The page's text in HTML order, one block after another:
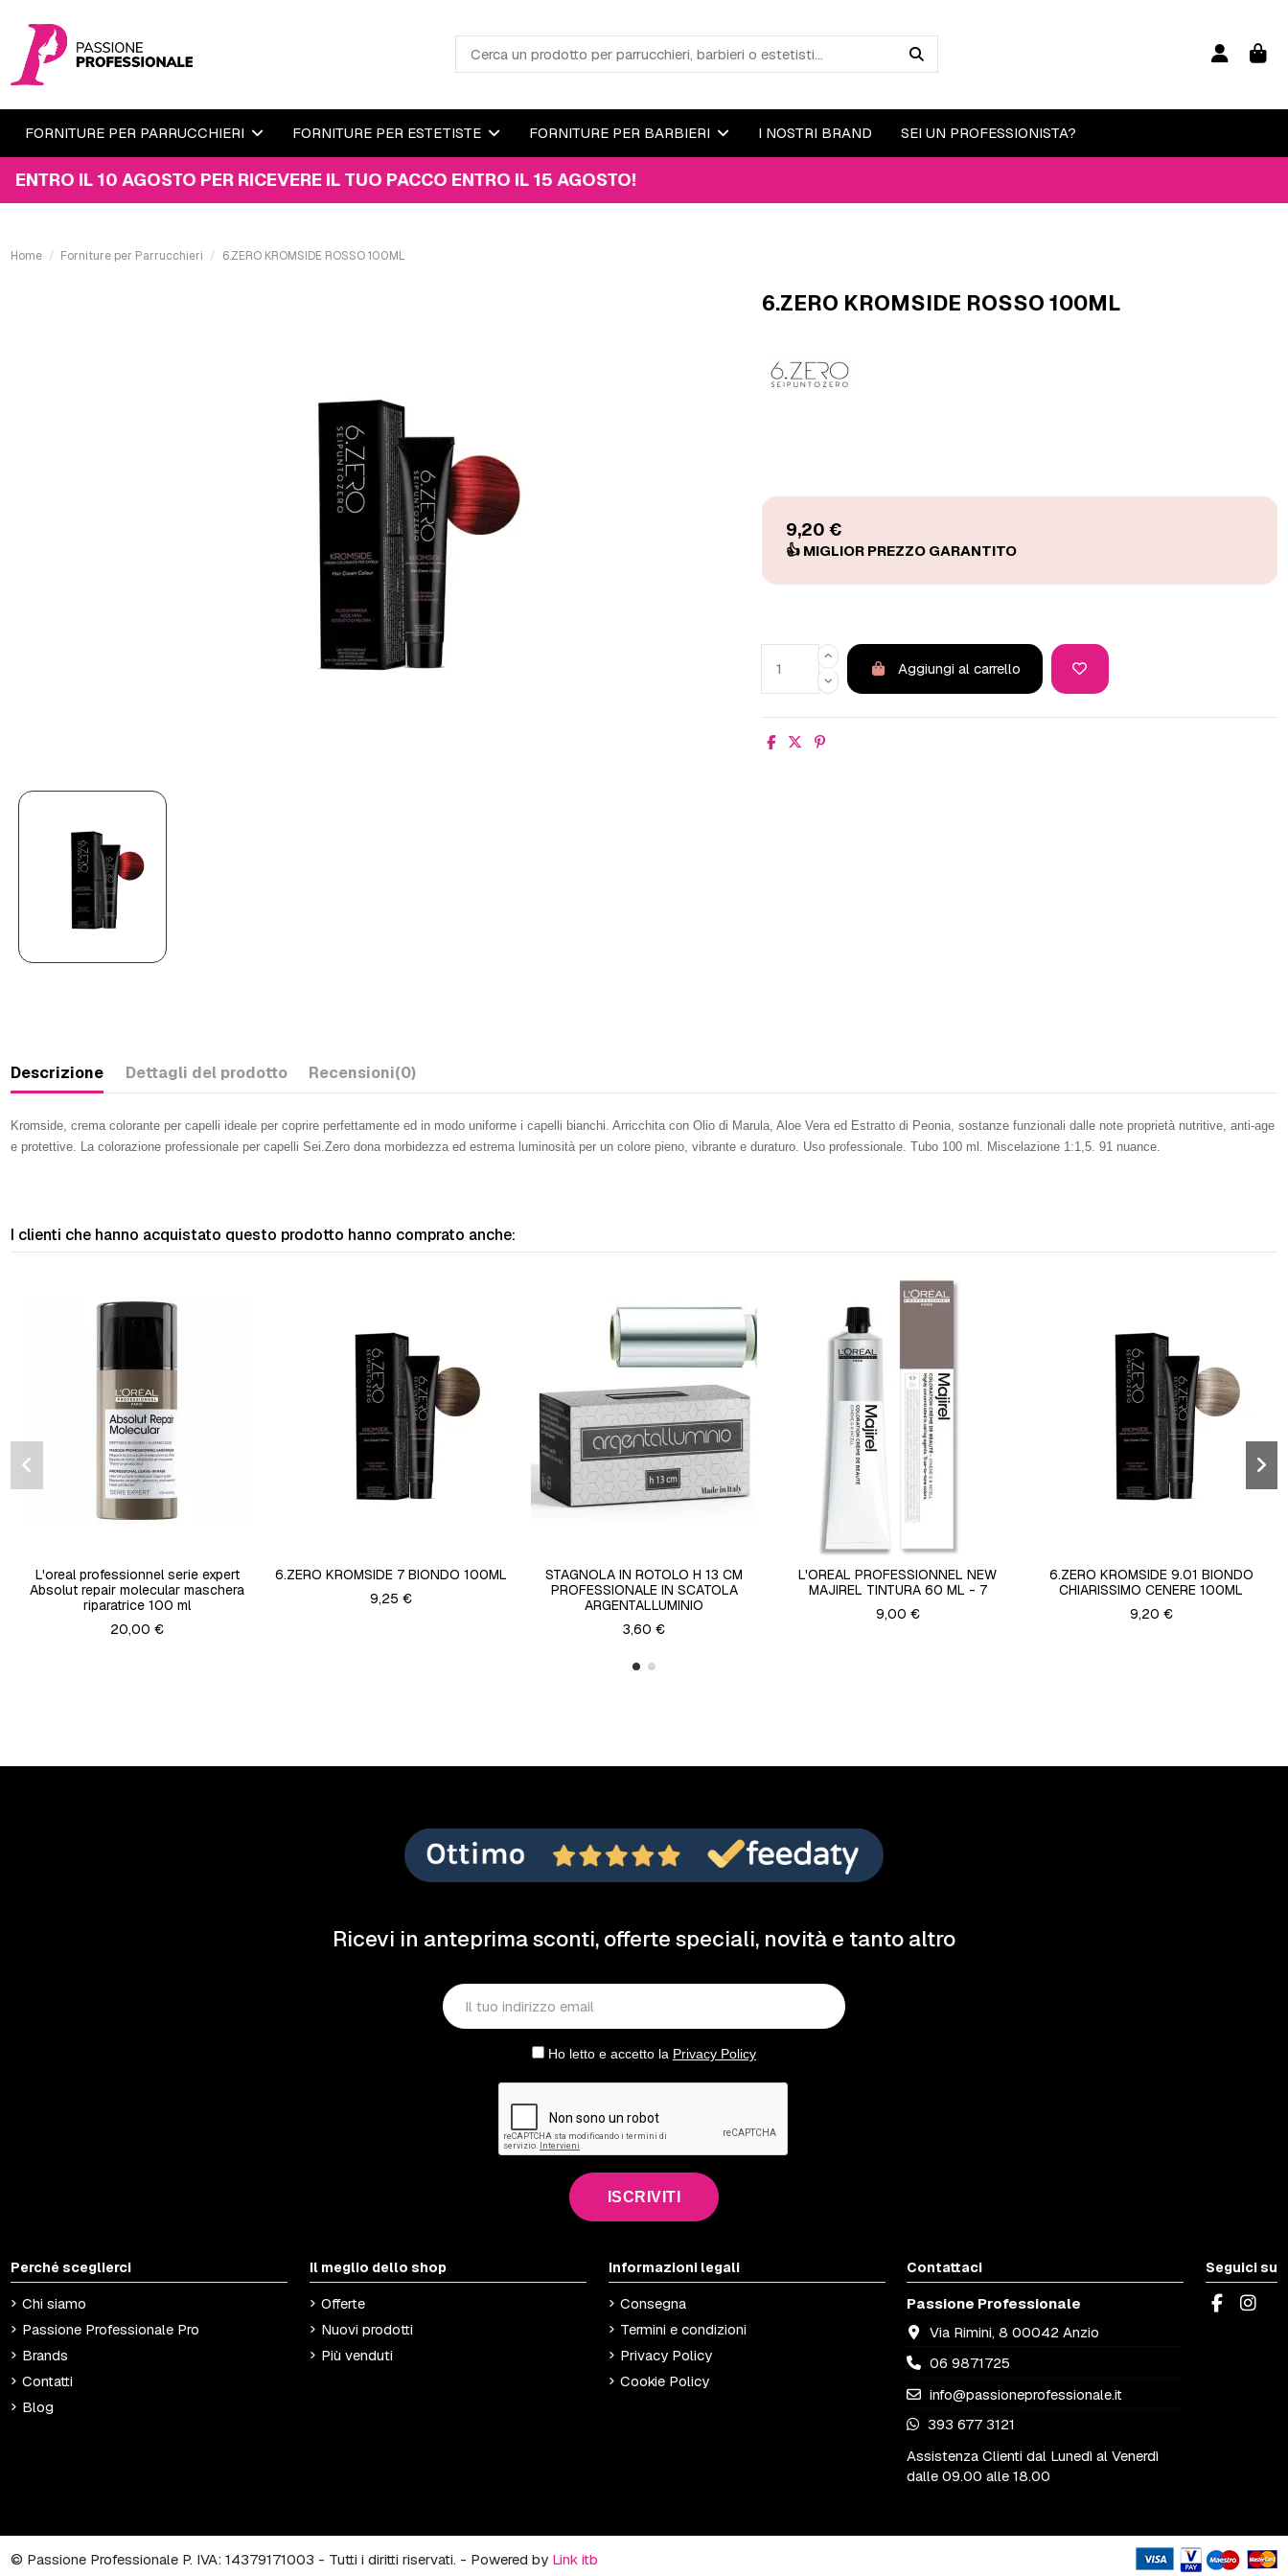
FORNITURE PER PARRUCCHIERI FORNITURE PER ESTETISTE FORNITURE PER BARBIERI I NOSTRI BRAND SEI UN PROFESSIONISTA?
IL 10 AGOSTO PER RICEVERE IL TUO PACCO ENTRO IL 15 AGOSTO!
Home Forniture per Parrucchieri 6.ZERO KROMSIDE ROSSO 100ML
6.ZERO KROMSIDE ROSSO 100ML
9,20 €
Aggiungi al carrello
Descrizione Dettagli del prodotto Recensioni(0)
Kromside, crema colorante per capelli ideale per coprire perfettamente ed in modo uniforme i capelli bianchi. Arricchita con Olio di Marula, Aloe Vera ed Estratto di Peonia, sostanze funzionali dalle note proprietà nutritive, anti-age
e protettive. La colorazione professionale per capelli Sei.Zero dona morbidezza ed estrema luminosità per un colore pieno, vibrante e duraturo. Uso professionale. Tubo 100 ml. Miscelazione 1:1,5. 91 nuance.
I clienti che hanno acquistato questo prodotto hanno comprato anche:
L'oreal professionnel serie expert
Absolut repair molecular maschera
riparatrice 100 ml
20,00 €
6.ZERO KROMSIDE 7 BIONDO 100ML
9,25 €
STAGNOLA IN ROTOLO H 13 CM
PROFESSIONALE IN SCATOLA
ARGENTALLUMINIO
3,60 €
L'OREAL PROFESSIONNEL NEW
MAJIREL TINTURA 60 ML - 7
9,00 €
6.ZERO KROMSIDE 9.01 BIONDO
CHIARISSIMO CENERE 100ML
9,20 €
Ricevi in anteprima sconti, offerte speciali, novità e tanto altro
Ho letto e accetto la Privacy Policy
ISCRIVITI
Perché sceglierci
Chi siamo
Passione Professionale Pro
Brands
Contatti
Blog
Il meglio dello shop
Offerte
Nuovi prodotti
Più venduti
Informazioni legali
Consegna
Termini e condizioni
Privacy Policy
Cookie Policy
Contattaci
Passione Professionale
Via Rimini, 8 00042 Anzio
06 9871725
info@passioneprofessionale.it
393 677 3121
Assistenza Clienti dal Lunedì al Venerdì
dalle 09.00 alle 18.00
Seguici su
© Passione Professionale P. IVA: 14379171003 - Tutti i diritti riservati. - Powered by Link itb